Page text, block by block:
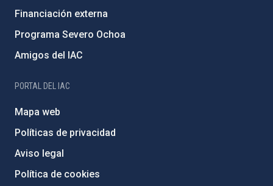
Financiación externa
Programa Severo Ochoa
Amigos del IAC
PORTAL DEL IAC
Mapa web
Políticas de privacidad
Aviso legal
Política de cookies